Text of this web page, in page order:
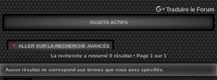
Traduire le Forum
SUJETS ACTIFS
ALLER SUR LA RECHERCHE AVANCÉE
La recherche a retourné 0 résultat • Page1sur1
Aucun résultat ne correspond aux termes que vous avez spécifiés.